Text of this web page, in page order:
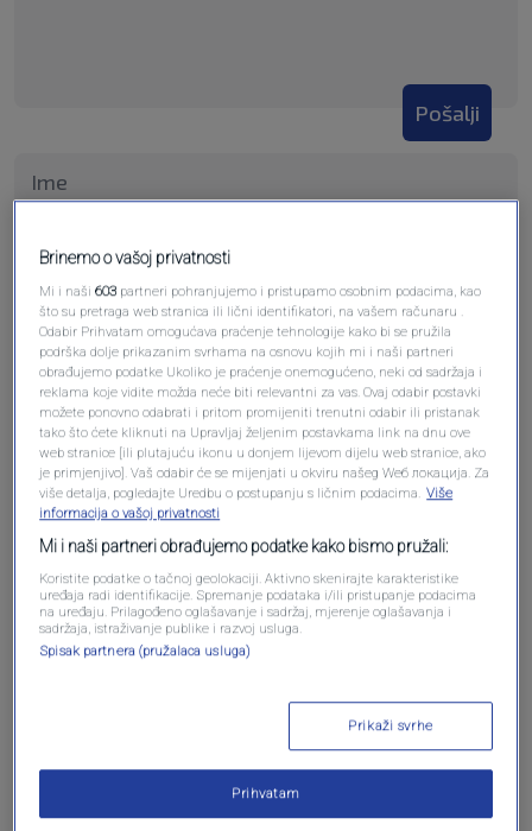
Pošalji
Pošalji komentar
Oglas
Brinemo o vašoj privatnosti
Mi i naši603 partneri pohranjujemo i pristupamo osobnim podacima, kao
što su pretraga web stranica ili lični identifikatori, na vašem računaru .
Odabir Prihvatam omogućava praćenje tehnologije kako bi se pružila
podrška dolje prikazanim svrhama na osnovu kojih mi i naši partneri
obrađujemo podatke Ukoliko je praćenje onemogućeno, neki od sadržaja i
reklama koje vidite možda neće biti relevantni za vas. Ovaj odabir postavki
možete ponovno odabrati i pritom promijeniti trenutni odabir ili pristanak
tako što ćete kliknuti na Upravljaj željenim postavkama link na dnu ove
web stranice [ili plutajuću ikonu u donjem lijevom dijelu web stranice, ako
je primjenjivo]. Vaš odabir će se mijenjati u okviru našeg Wеб локација. Za
više detalja, pogledajte Uredbu o postupanju s ličnim podacima. Više
informacija o vašoj privatnosti
Mi i naši partneri obrađujemo podatke kako bismo pružali:
Koristite podatke o tačnoj geolokaciji. Aktivno skenirajte karakteristike
uređaja radi identifikacije. Spremanje podataka i/ili pristupanje podacima
na uređaju. Prilagođeno oglašavanje i sadržaj, mjerenje oglašavanja i
sadržaja, istraživanje publike i razvoj usluga.
Spisak partnera (pružalaca usluga)
Prikaži svrhe
Prihvatam